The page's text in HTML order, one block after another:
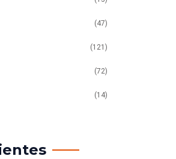
(47)
(121)
(72)
(14)